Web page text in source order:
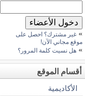
» غير مشترك؟ احصل على
موقع مجاني الآن!
» هل نسيت كلمة المرور؟
أقسام الموقع
الأكاديمية